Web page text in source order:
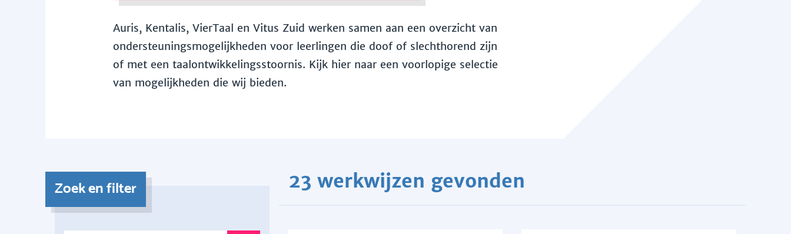
Auris, Kentalis, VierTaal en Vitus Zuid werken samen aan een overzicht van
ondersteuningsmogelijkheden voor leerlingen die doof of slechthorend zijn
of met een taalontwikkelingsstoornis. Kijk hier naar een voorlopige selectie
van mogelijkheden die wij bieden.
Zoek en filter 23 werkwijzen gevonden